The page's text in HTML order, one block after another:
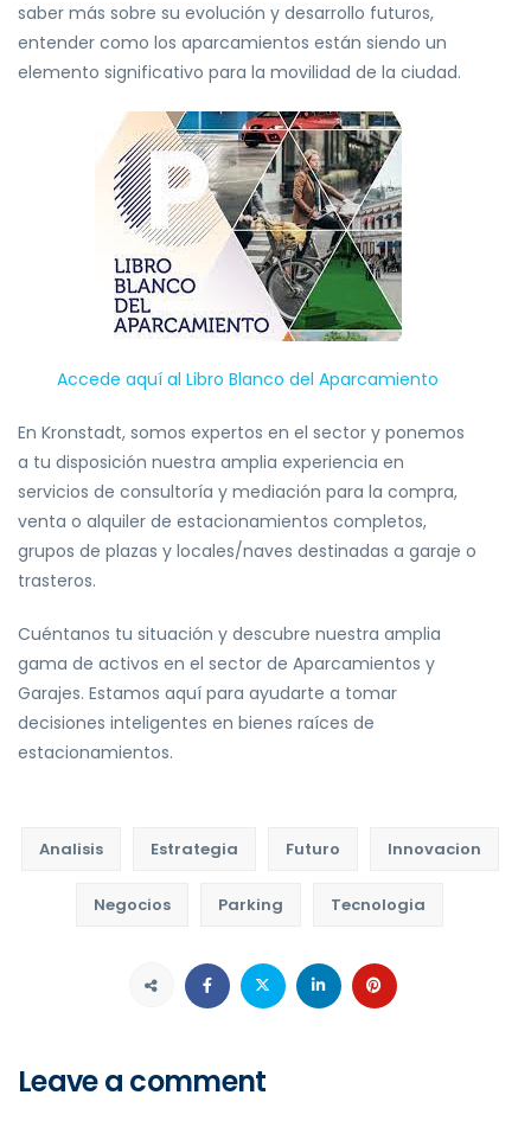
saber más sobre su evolución y desarrollo futuros,
entender como los aparcamientos están siendo un
elemento significativo para la movilidad de la ciudad.
Accede aquí al Libro Blanco del Aparcamiento
En Kronstadt, somos expertos en el sector y ponemos
a tu disposición nuestra amplia experiencia en
servicios de consultoría y mediación para la compra,
venta o alquiler de estacionamientos completos,
grupos de plazas y locales/naves destinadas a garaje o
trasteros.
Cuéntanos tu situación y descubre nuestra amplia
gama de activos en el sector de Aparcamientos y
Garajes. Estamos aquí para ayudarte a tomar
decisiones inteligentes en bienes raíces de
estacionamientos.
Analisis Estrategia Futuro Innovacion
Negocios Parking Tecnologia
Leave a comment